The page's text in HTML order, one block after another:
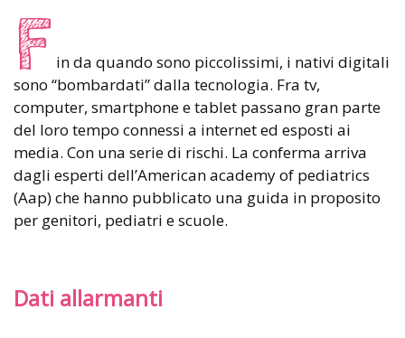
F in da quando sono piccolissimi, i nativi digitali
sono “bombardati” dalla tecnologia. Fra tv,
computer, smartphone e tablet passano gran parte
del loro tempo connessi a internet ed esposti ai
media. Con una serie di rischi. La conferma arriva
dagli esperti dell’American academy of pediatrics
(Aap) che hanno pubblicato una guida in proposito
per genitori, pediatri e scuole.
Dati allarmanti